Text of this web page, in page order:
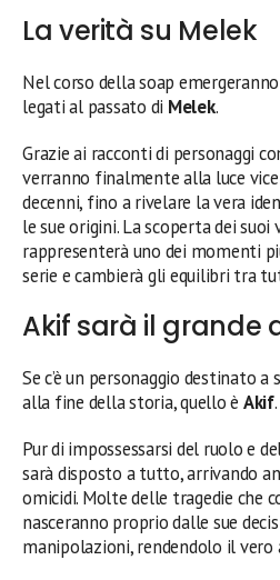
La verità su Melek
Nel corso della soap
legati al passato di Melek.
Grazie ai racconti di personaggi
verranno finalmente alla luce
decenni, fino a rivelare la vera
le sue origini. La scoperta dei
rappresenterà uno dei momenti
serie e cambierà gli equilibri tra
Akif sarà il grande
Se c’è un personaggio destinato a
alla fine della storia, quello è Akif.
Pur di impossessarsi del ruolo e
sarà disposto a tutto, arrivando
omicidi. Molte delle tragedie che
nasceranno proprio dalle sue
manipolazioni, rendendolo il vero